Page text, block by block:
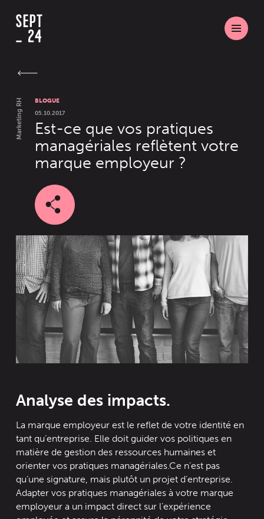
Marketing RH
BLOGUE
05.10.2017
Est-ce que vos pratiques
managériales reflètent votre
marque employeur ?
Analyse des impacts.
La marque employeur est le reflet de votre identité en
tant qu’entreprise. Elle doit guider vos politiques en
matière de gestion des ressources humaines et
orienter vos pratiques managériales.Ce n’est pas
qu’une signature, mais plutôt un projet d’entreprise.
Adapter vos pratiques managériales à votre marque
employeur a un impact direct sur l’expérience